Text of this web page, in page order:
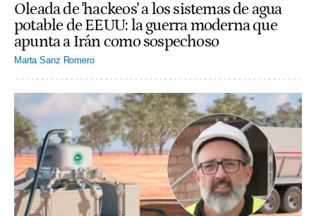
Oleada de 'hackeos' a los sistemas de agua
potable de EEUU: la guerra moderna que
apunta a Irán como sospechoso
Marta Sanz Romero